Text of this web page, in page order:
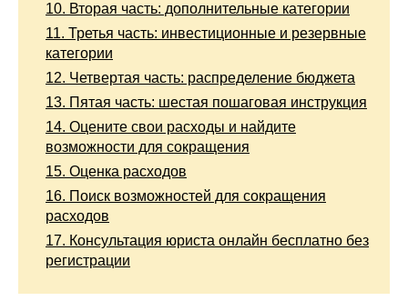
10. Вторая часть: дополнительные категории
11. Третья часть: инвестиционные и резервные
категории
12. Четвертая часть: распределение бюджета
13. Пятая часть: шестая пошаговая инструкция
14. Оцените свои расходы и найдите
возможности для сокращения
15. Оценка расходов
16. Поиск возможностей для сокращения
расходов
17. Консультация юриста онлайн бесплатно без
регистрации